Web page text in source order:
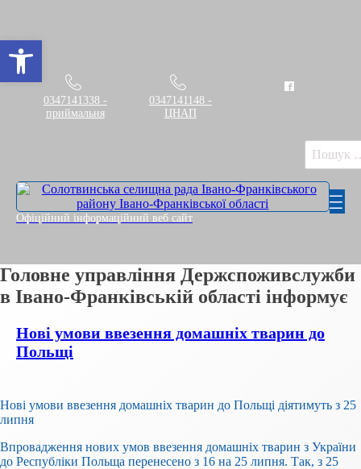
0347141338 -
приймальня
0347141148 -
ЦНАП
Пошук:
Офіційний інформаційний веб сайт
Головне управління Держспоживслужби
в Івано-Франківській області інформує
Нові умови ввезення домашніх тварин до
Польщі
Нові умови ввезення домашніх тварин до Польщі діятимуть з 25
липня
Впровадження нових умов ввезення домашніх тварин з України
до Республіки Польща перенесено з 16 на 25 липня. Так, з 25
Відкрити Панель інструментів